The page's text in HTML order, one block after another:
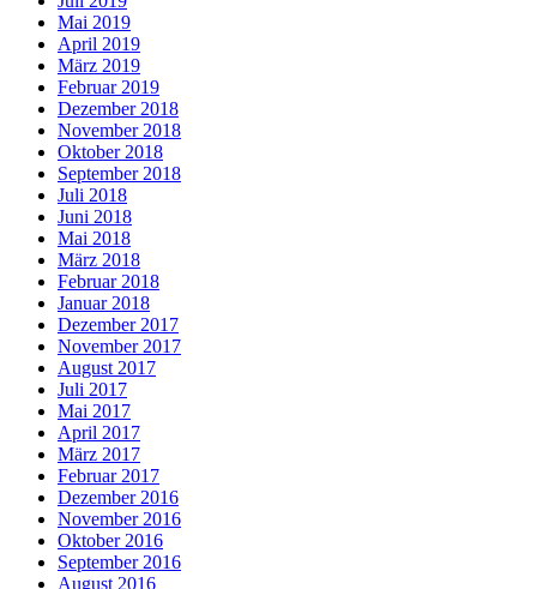
Mai 2019
April 2019
März 2019
Februar 2019
Dezember 2018
November 2018
Oktober 2018
September 2018
Juli 2018
Juni 2018
Mai 2018
März 2018
Februar 2018
Januar 2018
Dezember 2017
November 2017
August 2017
Juli 2017
Mai 2017
April 2017
März 2017
Februar 2017
Dezember 2016
November 2016
Oktober 2016
September 2016
August 2016